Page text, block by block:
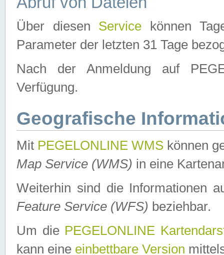
Über diesen Service können
Parameter der letzten 31 Tage
Nach der Anmeldung auf
Verfügung.
Geografische
Mit PEGELONLINE WMS können
Map Service (WMS) in eine
Weiterhin sind die Informationen
Feature Service (WFS) beziehbar.
Um die PEGELONLINE
kann eine einbettbare Version